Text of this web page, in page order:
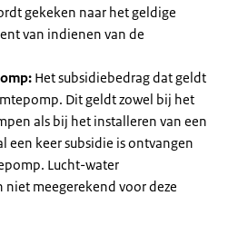
gekeken naar het geldige
van indienen van de
Het subsidiebedrag dat geldt
Dit geldt zowel bij het
als bij het installeren van een
een keer subsidie is ontvangen
Lucht-water
meegerekend voor deze